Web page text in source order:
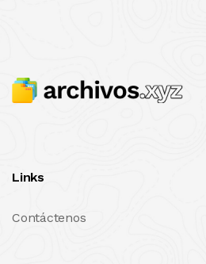
Links
Contáctenos